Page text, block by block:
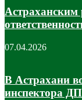
Астраханским
07.04.2026
В Астрахани
инспектора